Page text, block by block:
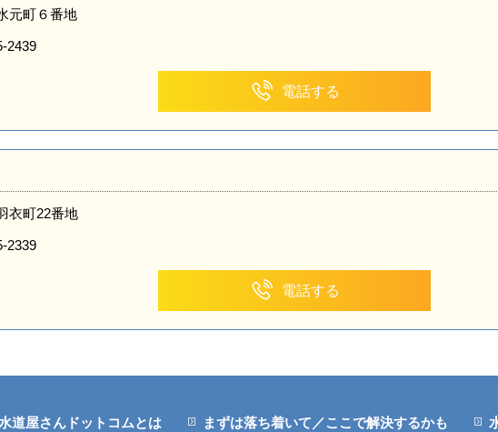
元町６番地
2439
電話する
衣町22番地
2339
電話する
水道屋さんドットコムとは まずは落ち着いて／ここで解決するかも